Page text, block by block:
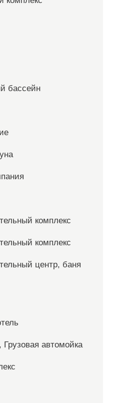
бассейн
комплекс
комплекс
центр, баня
Грузовая автомойка